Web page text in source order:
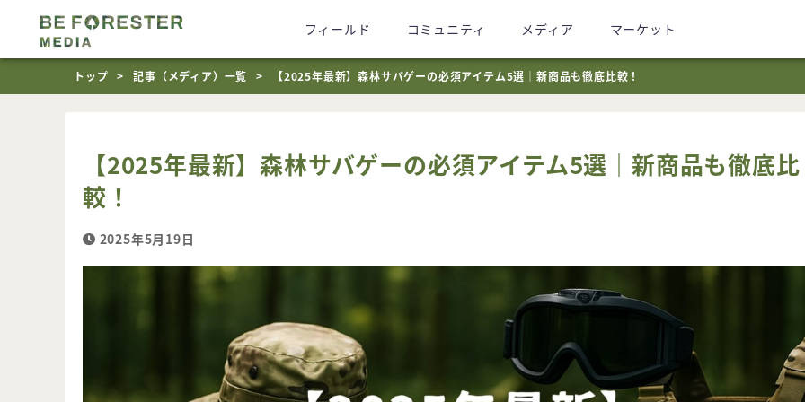
フィールド コミュニティ メディア マーケット
トップ 記事（メディア）一覧 【2025年最新】森林サバゲーの必須アイテム5選｜新商品も徹底比較！
【2025年最新】森林サバゲーの必須アイテム5選｜新商品も徹底比
較！
2025年5月19日